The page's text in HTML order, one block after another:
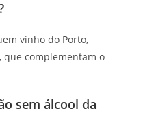
vinho do Porto,
que complementam o
sem álcool da